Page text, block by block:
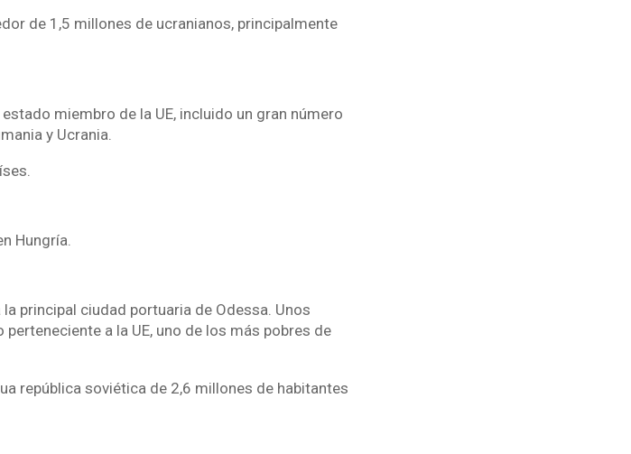
de 1,5 millones de ucranianos, principalmente
miembro de la UE, incluido un gran número
y Ucrania.
Hungría.
principal ciudad portuaria de Odessa. Unos
a la UE, uno de los más pobres de
república soviética de 2,6 millones de habitantes